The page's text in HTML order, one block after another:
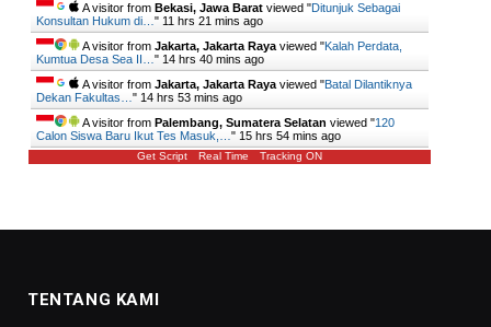
A visitor from Bekasi, Jawa Barat viewed "Ditunjuk Sebagai
Konsultan Hukum di… " 11 hrs 21 mins ago
A visitor from Jakarta, Jakarta Raya viewed "Kalah Perdata,
Kumtua Desa Sea II… " 14 hrs 40 mins ago
A visitor from Jakarta, Jakarta Raya viewed "Batal Dilantiknya
Dekan Fakultas… " 14 hrs 53 mins ago
A visitor from Palembang, Sumatera Selatan viewed "120
Calon Siswa Baru Ikut Tes Masuk,… " 15 hrs 54 mins ago
Get Script Real Time Tracking ON
TENTANG KAMI